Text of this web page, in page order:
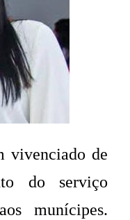
vivenciado de
do serviço
munícipes.